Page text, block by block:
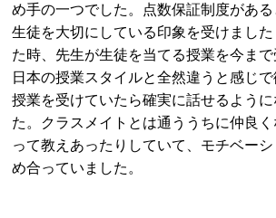
め手の一つでした。点数保証制度があ
生徒を大切にしている印象を受けまし
た時、先生が生徒を当てる授業を今まで
日本の授業スタイルと全然違うと感じ
授業を受けていたら確実に話せるよう
た。クラスメイトとは通ううちに仲良
って教えあったりしていて、モチベー
め合っていました。